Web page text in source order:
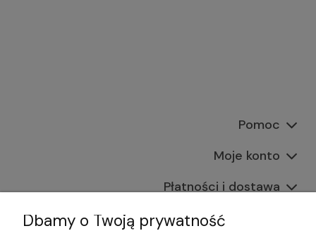
Pomoc
Moje konto
Płatności i dostawa
Informacje
Dbamy o Twoją prywatność